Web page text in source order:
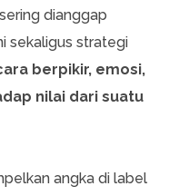
dianggap
sekaligus strategi
berpikir, emosi,
nilai dari suatu
angka di label